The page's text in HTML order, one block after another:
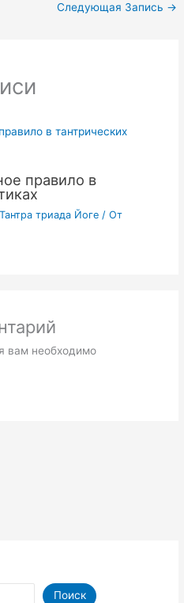
Следующая Запись →
правило в
триада Йоге/ От
вам необходимо
Поиск